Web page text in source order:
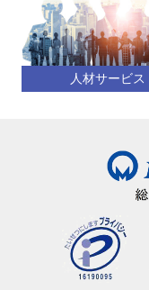
人材サービス